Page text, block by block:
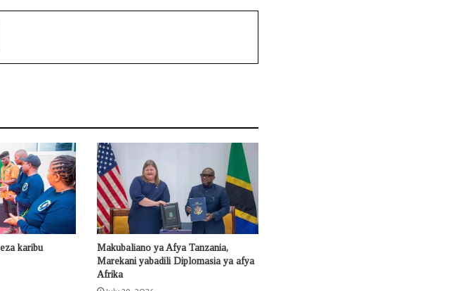
karibu
Makubaliano ya Afya Tanzania,
Marekani yabadili Diplomasia ya afya
Afrika